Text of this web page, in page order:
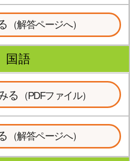
（解答ページへ）
国語
る （PDFファイル）
（解答ページへ）